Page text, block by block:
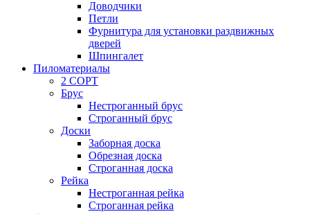
Доводчики
Петли
Фурнитура для установки раздвижных
дверей
Шпингалет
Пиломатериалы
2 СОРТ
Брус
Нестроганный брус
Строганный брус
Доски
Заборная доска
Обрезная доска
Строганная доска
Рейка
Нестроганная рейка
Строганная рейка